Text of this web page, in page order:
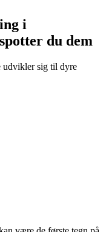
i
du dem
udvikler sig til dyre